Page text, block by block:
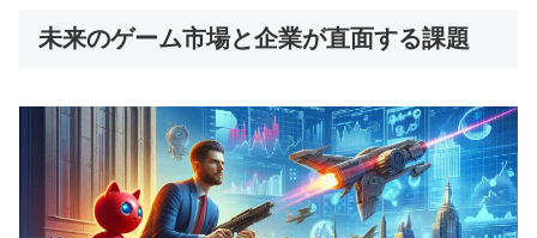
未来のゲーム市場と企業が直面する課題